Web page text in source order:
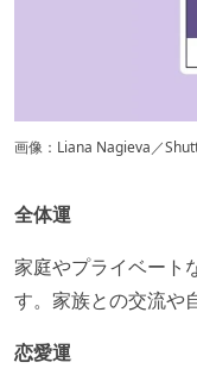
画像：Liana Nagieva／
全体運
家庭やプライベート
す。家族との交流や
恋愛運